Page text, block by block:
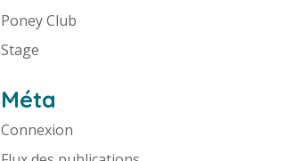
Poney Club
Stage
Méta
Connexion